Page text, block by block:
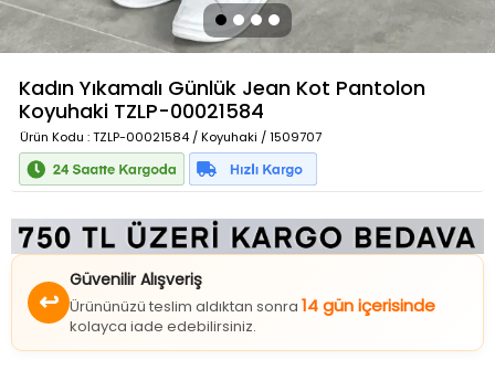
Kadın Yıkamalı Günlük Jean Kot Pantolon
Koyuhaki TZLP-00021584
Ürün Kodu : TZLP-00021584 / Koyuhaki / 1509707
↩
Güvenilir Alışveriş
Ürününüzü teslim aldıktan sonra 14 gün içerisinde
kolayca iade edebilirsiniz.